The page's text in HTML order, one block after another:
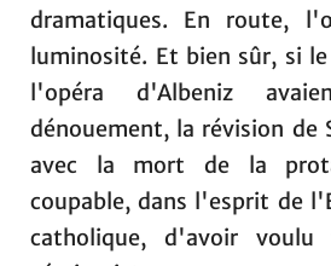
dramatiques. En route,
luminosité. Et bien sûr, si
l'opéra d'Albeniz
dénouement, la révision de
avec la mort de la
coupable, dans l'esprit de
catholique, d'avoir